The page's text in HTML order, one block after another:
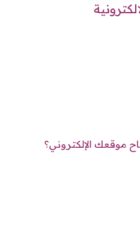
موقعك الإلكتروني؟